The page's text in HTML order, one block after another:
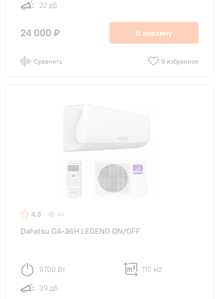
22 дБ
24 000 ₽ В корзину
Сравнить В избранное
4,3 44
Dahatsu DA-36H LEGEND ON/OFF
9700 Вт 110 м2
39 дБ